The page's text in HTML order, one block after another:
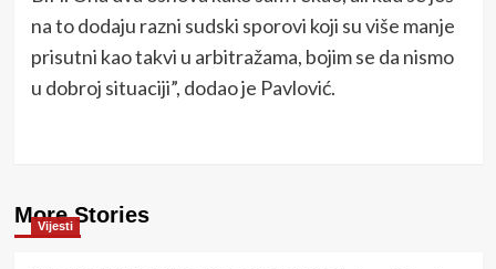
na to dodaju razni sudski sporovi koji su više manje
prisutni kao takvi u arbitražama, bojim se da nismo
u dobroj situaciji”, dodao je Pavlović.
More Stories
Vijesti